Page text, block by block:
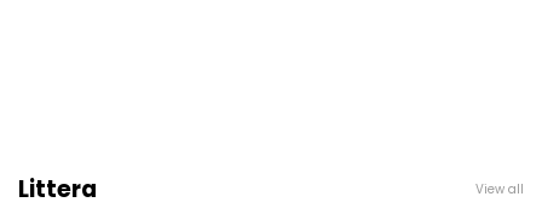
Littera View all